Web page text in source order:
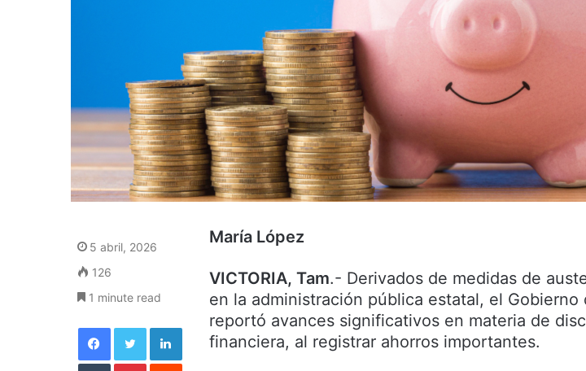
María López
VICTORIA, Tam.- Derivados de medidas de
en la administración pública estatal, el Gobierno
reportó avances significativos en materia de
financiera, al registrar ahorros importantes.
5 abril, 2026
126
1 minute read
Facebook Twitter LinkedIn
Tumblr Pinterest Reddit